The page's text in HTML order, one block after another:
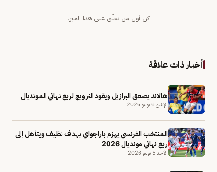
كن أول من يعلّق على هذا الخبر.
أخبار ذات علاقة
هالاند يصعق البرازيل ويقود النرويج لربع نهائي المونديال
الإثنين 6 يوليو 2026
المنتخب الفرنسي يهزم باراجواي بهدف نظيف ويتأهل إلى
ربع نهائي مونديال 2026
الأحد 5 يوليو 2026